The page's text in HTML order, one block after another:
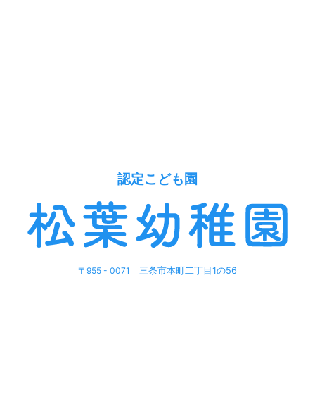
認定こども園
〒955 - 0071 三条市本町二丁目1の56